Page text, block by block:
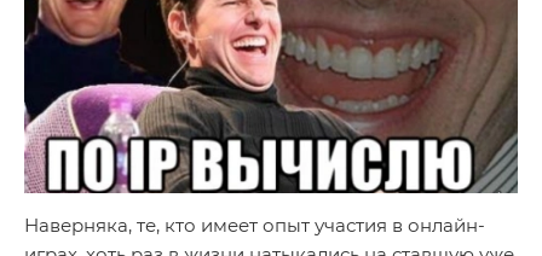
Наверняка, те, кто имеет опыт участия в онлайн-